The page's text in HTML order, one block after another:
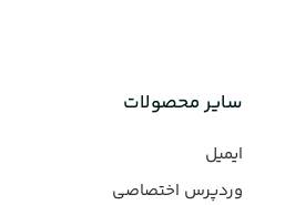
سایر محصولات
ایمیل
وردپرس‌ اختصاصی